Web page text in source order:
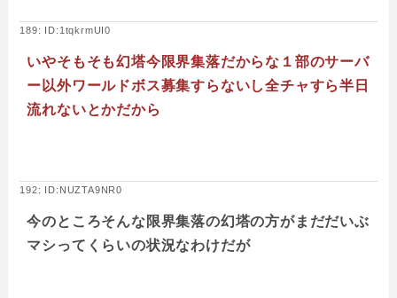
189: ID:1tqkrmUI0
いやそもそも幻塔今限界集落だからな１部のサーバ
ー以外ワールドボス募集すらないし全チャすら半日
流れないとかだから
192: ID:NUZTA9NR0
今のところそんな限界集落の幻塔の方がまだだいぶ
マシってくらいの状況なわけだが